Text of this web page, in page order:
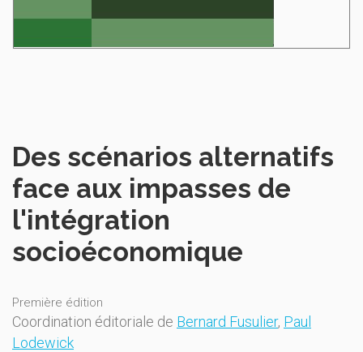
Des scénarios alternatifs
face aux impasses de
l'intégration
socioéconomique
Première édition
Coordination éditoriale de Bernard Fusulier, Paul
Lodewick